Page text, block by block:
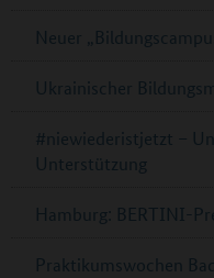
Neuer
Ukrainischer
#niewiederistjetzt –
Unterstützung
Hamburg: BERTINI-
Praktikumswochen